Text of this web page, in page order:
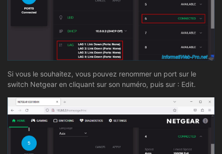
Si vous le souhaitez, vous pouvez renommer un port sur le
switch Netgear en cliquant sur son numéro, puis sur : Edit.